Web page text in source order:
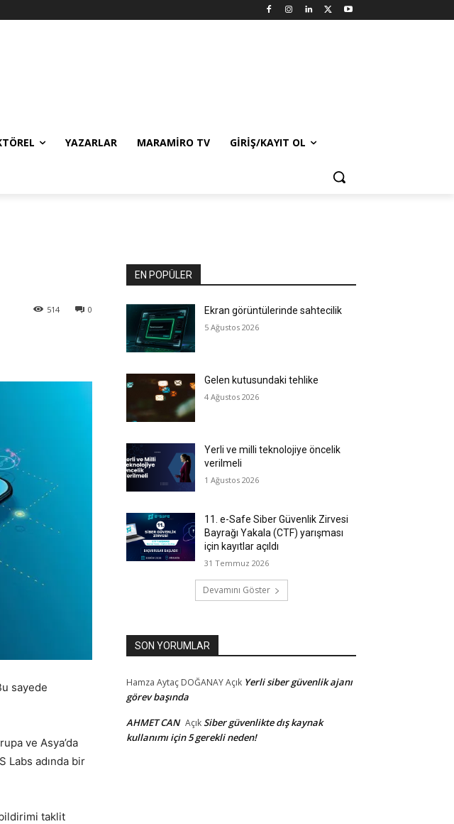
YAZARLAR MARAMIRO TV GIRIŞ/KAYIT OL
0
514
sayede
ve Asya’da
Labs adında bir
taklit
EN POPÜLER
Ekran görüntülerinde sahtecilik
5 Ağustos 2026
Gelen kutusundaki tehlike
4 Ağustos 2026
Yerli ve milli teknolojiye öncelik
verilmeli
1 Ağustos 2026
11. e-Safe Siber Güvenlik Zirvesi
Bayrağı Yakala (CTF) yarışması
için kayıtlar açıldı
31 Temmuz 2026
Devamını Göster
SON YORUMLAR
Hamza Aytaç DOĞANAYAçık Yerli siber güvenlik ajanı
görev başında
AHMET CAN AçıkSiber güvenlikte dış kaynak
kullanımı için 5 gerekli neden!